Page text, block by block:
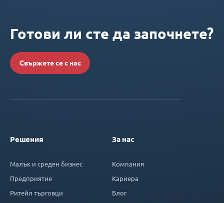
Готови ли сте да започнете?
Свържете се с нас
Решения
Малък и среден бизнес
Предприятие
Ритейл търговци
За нас
Компания
Кариера
Блог